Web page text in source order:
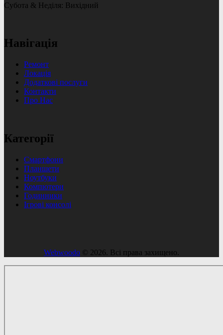
Субота & Неділя: Вихідний
Навігація
Ремонт
Локація
Додаткові послуги
Контакти
Про Нас
Категорії
Смартфони
Планшети
Ноутбуки
Компютери
Годинники
Ігрові консолі
Webwoodo © 2026. Всі права захищено.